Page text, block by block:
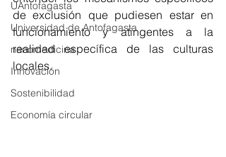
UAntofagasta
Universidad de Antofagasta
nanomedicina
Innovación
Sostenibilidad
Economía circular
de exclusión que pudiesen estar en
funcionamiento y atingentes a la
realidad específica de las culturas
locales.